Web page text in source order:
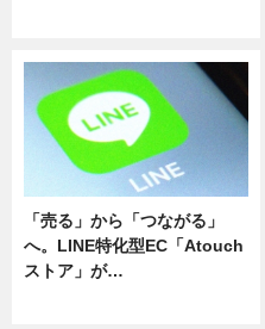
「売る」から「つながる」
へ。LINE特化型EC「Atouch
ストア」が…